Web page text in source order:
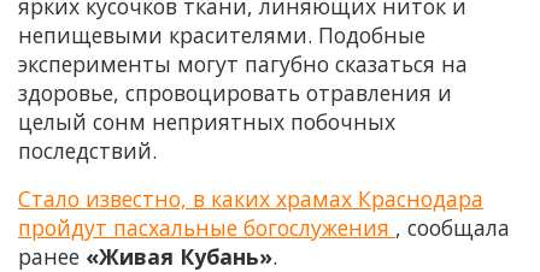
непищевыми красителями. Подобные
эксперименты могут пагубно сказаться на
здоровье, спровоцировать отравления и
целый сонм неприятных побочных
последствий.
Стало известно, в каких храмах Краснодара
пройдут пасхальные богослужения , сообщала
ранее «Живая Кубань».